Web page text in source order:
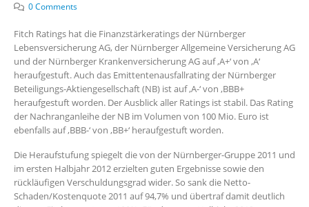
0 Comments
Fitch Ratings hat die Finanzstärkeratings der Nürnberger
Lebensversicherung AG, der Nürnberger Allgemeine Versicherung AG
und der Nürnberger Krankenversicherung AG auf ‚A+‘ von ‚A‘
heraufgestuft. Auch das Emittentenausfallrating der Nürnberger
Beteiligungs-Aktiengesellschaft (NB) ist auf ‚A-‘ von ‚BBB+
heraufgestuft worden. Der Ausblick aller Ratings ist stabil. Das Rating
der Nachranganleihe der NB im Volumen von 100 Mio. Euro ist
ebenfalls auf ‚BBB-‘ von ‚BB+‘ heraufgestuft worden.
Die Heraufstufung spiegelt die von der Nürnberger-Gruppe 2011 und
im ersten Halbjahr 2012 erzielten guten Ergebnisse sowie den
rückläufigen Verschuldungsgrad wider. So sank die Netto-
Schaden/Kostenquote 2011 auf 94,7% und übertraf damit deutlich